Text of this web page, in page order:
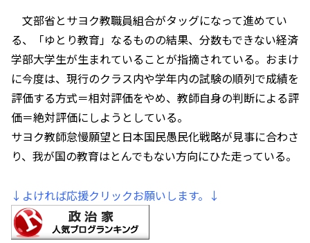
文部省とサヨク教職員組合がタッグになって進めてい
る、「ゆとり教育」なるものの結果、分数もできない経済
学部大学生が生まれていることが指摘されている。おまけ
に今度は、現行のクラス内や学年内の試験の順列で成績を
評価する方式＝相対評価をやめ、教師自身の判断による評
価＝絶対評価にしようとしている。
サヨク教師怠慢願望と日本国民愚民化戦略が見事に合わさ
り、我が国の教育はとんでもない方向にひた走っている。
↓よければ応援クリックお願いします。↓